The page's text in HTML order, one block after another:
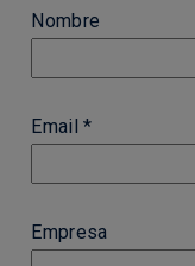
Nombre
Email *
Empresa